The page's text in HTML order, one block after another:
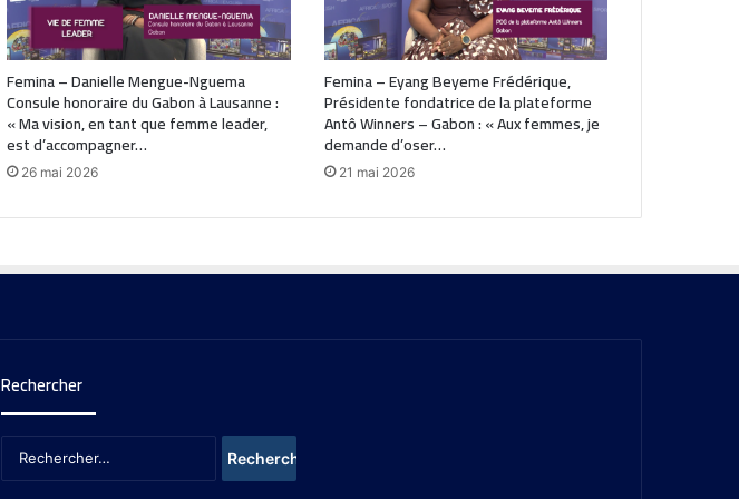
Femina – Danielle Mengue-Nguema
Consule honoraire du Gabon à Lausanne :
« Ma vision, en tant que femme leader,
est d’accompagner…
26 mai 2026
Femina – Eyang Beyeme Frédérique,
Présidente fondatrice de la plateforme
Antô Winners – Gabon : « Aux femmes, je
demande d’oser…
21 mai 2026
Rechercher